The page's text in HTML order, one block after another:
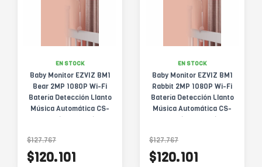
EN STOCK
Baby Monitor EZVIZ BM1
Bear 2MP 1080P Wi-Fi
Batería Detección Llanto
Música Automática CS-
BM1(1080P,Be)
$127.767
$120.101
EN STOCK
Baby Monitor EZVIZ BM1
Rabbit 2MP 1080P Wi-Fi
Batería Detección Llanto
Música Automática CS-
BM1(1080P,Ra)
$127.767
$120.101